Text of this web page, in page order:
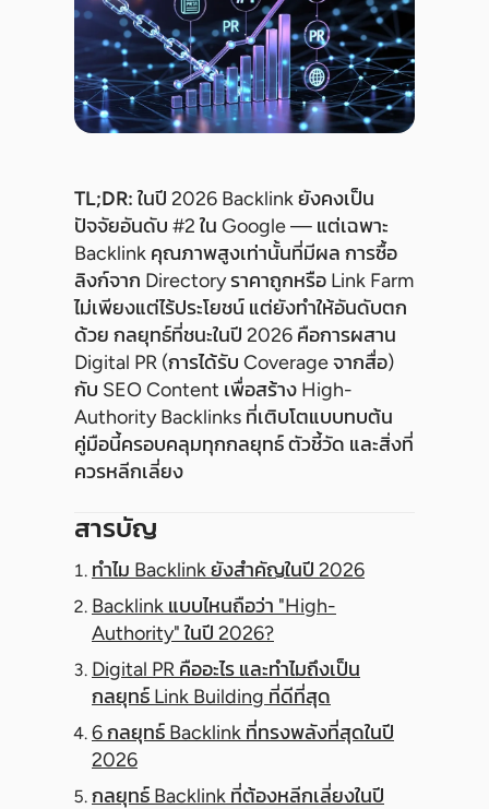
TL;DR:ในปี 2026 Backlink ยังคงเป็น
ปัจจัยอันดับ #2 ใน Google — แต่เฉพาะ
Backlink คุณภาพสูงเท่านั้นที่มีผล การซื้อ
ลิงก์จาก Directory ราคาถูกหรือ Link Farm
ไม่เพียงแต่ไร้ประโยชน์ แต่ยังทำให้อันดับตก
ด้วย กลยุทธ์ที่ชนะในปี 2026 คือการผสาน
Digital PR (การได้รับ Coverage จากสื่อ)
กับ SEO Content เพื่อสร้าง High-
Authority Backlinks ที่เติบโตแบบทบต้น
คู่มือนี้ครอบคลุมทุกกลยุทธ์ ตัวชี้วัด และสิ่งที่
ควรหลีกเลี่ยง
สารบัญ
ทำไม Backlink ยังสำคัญในปี 2026
Backlink แบบไหนถือว่า "High-
Authority" ในปี 2026?
Digital PR คืออะไร และทำไมถึงเป็น
กลยุทธ์ Link Building ที่ดีที่สุด
6 กลยุทธ์ Backlink ที่ทรงพลังที่สุดในปี
2026
กลยุทธ์ Backlink ที่ต้องหลีกเลี่ยงในปี